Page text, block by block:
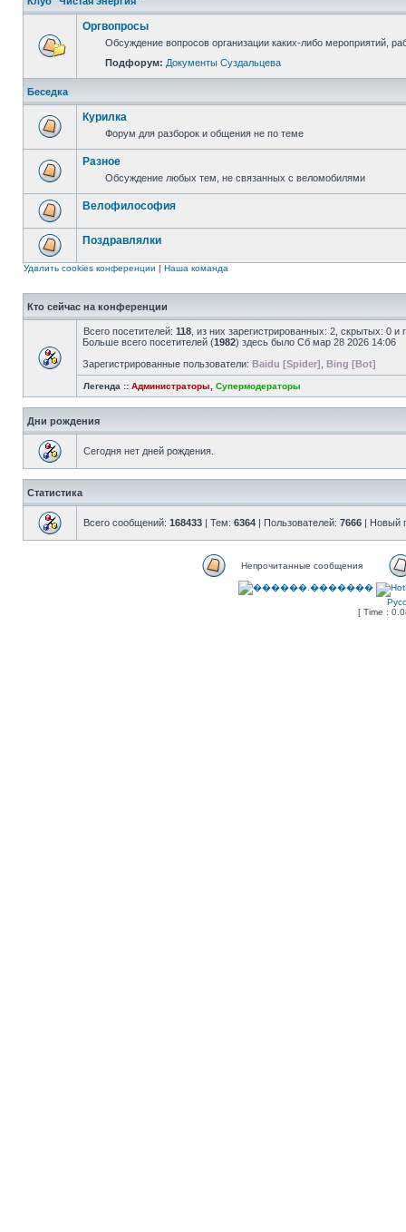
Оргвопросы
Обсуждение вопросов организации каких-либо мероприятий,
Подфорум: Документы Суздальцева
Беседка
Курилка
Форум для разборок и общения не по теме
Разное
Обсуждение любых тем, не связанных с веломобилями
Велофилософия
Поздравлялки
Удалить cookies конференции | Наша команда
Кто сейчас на конференции
Всего посетителей: 118 , из них зарегистрированных: 2, скрытых: 0
Больше всего посетителей (1982) здесь было Сб мар 28 2026 14:06
Зарегистрированные пользователи: Baidu [Spider] Bing [Bot]
Легенда :: Администраторы Супермодераторы
Дни рождения
Сегодня нет дней рождения.
Статистика
Всего сообщений: 168433 | Тем: 6364 | Пользователей: 7666 | Новый
Непрочитанные сообщения
[ Time :